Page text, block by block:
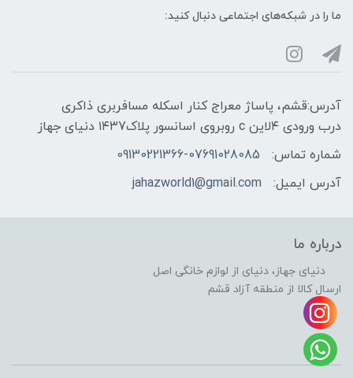
ما را در شبکه‌های اجتماعی دنبال کنید:
آدرس:قشم، پاساژ معراج کنار اسکله مسافربری ذاکری
درب ورودی ۴لاین c روبروی اسانسور پلاک۱۴۳7 دنیای جهاز
شماره تماس:
09130221366-07691028085
آدرس ایمیل:
jahazworld1@gmail.com
درباره ما
دنیای جهاز، دنیای از لوازم خانگی اصل
ارسال کالا از منطقه آزاد قشم